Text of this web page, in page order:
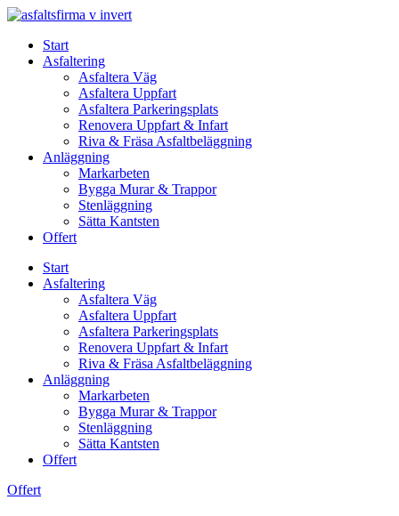
Skip
contentStart
Asfaltering
Asfaltera Väg
Asfaltera Uppfart
Asfaltera Parkeringsplats
Renovera Uppfart & Infart
Riva & Fräsa Asfaltbeläggning
Anläggning
Markarbeten
Bygga Murar & Trappor
Stenläggning
Sätta Kantsten
Offert
Start
Asfaltering
Asfaltera Väg
Asfaltera Uppfart
Asfaltera Parkeringsplats
Renovera Uppfart & Infart
Riva & Fräsa Asfaltbeläggning
Anläggning
Markarbeten
Bygga Murar & Trappor
Stenläggning
Sätta Kantsten
Offert
Offert